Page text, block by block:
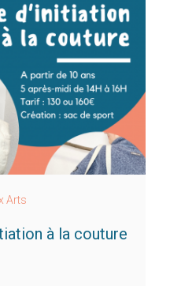
Arts
à la couture